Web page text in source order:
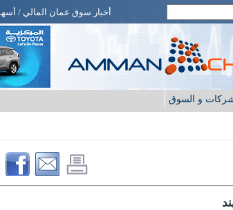
أخبار سوق عمان المالي /
و السوق